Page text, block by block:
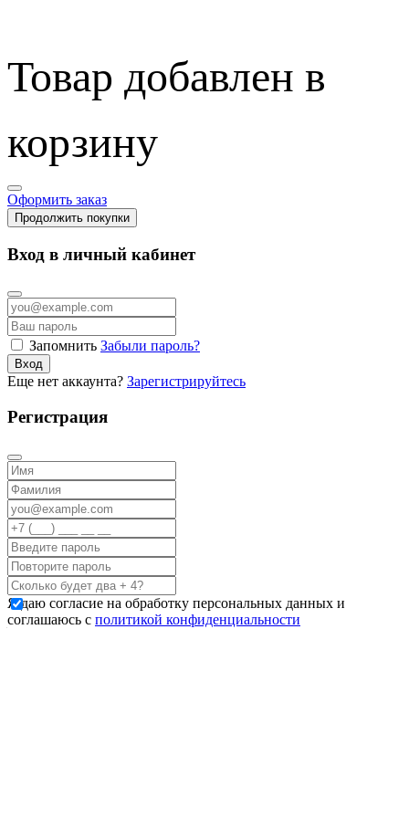
Товар добавлен в
корзину
Оформить заказ
Продолжить покупки
Вход в личный кабинет
Запомнить Забыли пароль?
Вход
Еще нет аккаунта? Зарегистрируйтесь
Регистрация
Я даю согласие на обработку персональных данных и
соглашаюсь с политикой конфиденциальности